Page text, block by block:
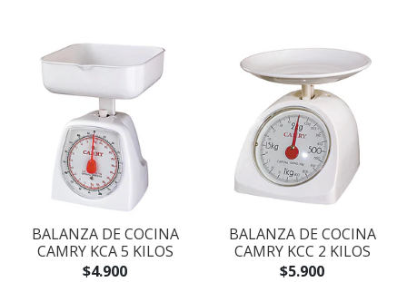
BALANZA DE COCINA
CAMRY KCA 5 KILOS
$4.900
BALANZA DE COCINA
CAMRY KCC 2 KILOS
$5.900